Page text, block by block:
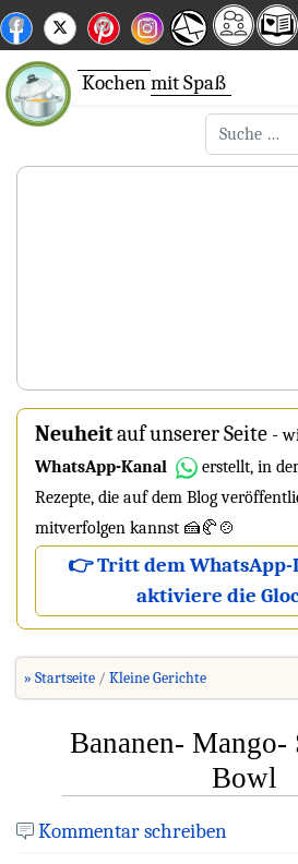
Kochenmit Spaß
Suchen
Neuheitauf unserer Seite -
WhatsApp-Kanal
erstellt, in
Rezepte, die auf dem Blog
mitverfolgen kannst 🍰🥐🍲
👉 Tritt dem
aktiviere die
» Startseite Kleine Gerichte
Bananen- Mango-
Bowl
Kommentar schreiben